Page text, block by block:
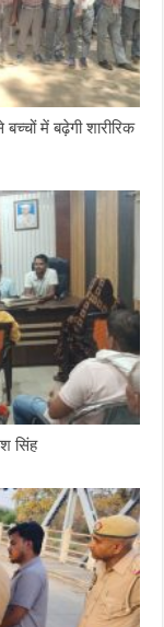
बच्चों में बढ़ेगी शारीरिक
सिंह